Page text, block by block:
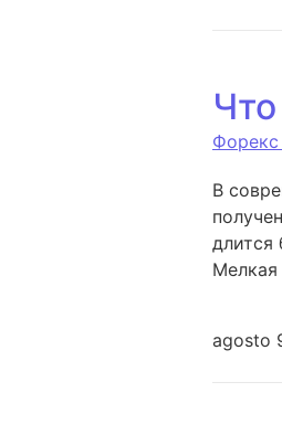
В
длится
Мелкая
agosto